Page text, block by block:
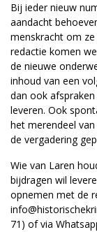
Bij ieder nieuw
aandacht
menskracht om
redactie komen
de nieuwe
inhoud van een
dan ook
leveren. Ook
het merendeel
de vergadering
Wie van Laren
bijdragen wil
opnemen met de
71) of via